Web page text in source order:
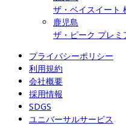
ザ・ベイスイート
鹿児島
ザ・ピーク プレミ
プライバシーポリシー
利用規約
会社概要
採用情報
SDGS
ユニバーサルサービス